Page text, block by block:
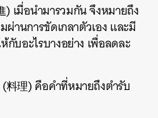
) เมื่อนำมารวมกัน จึงหมายถึง
ผ่านการขัดเกลาตัวเอง และมี
บอะไรบางอย่าง เพื่อลดละ
(料理) คือคำที่หมายถึงตำรับ